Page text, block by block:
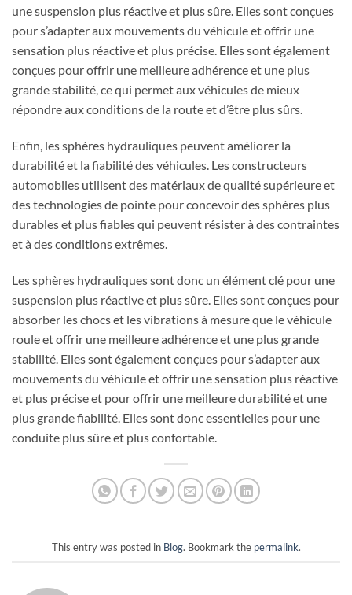
une suspension plus réactive et plus sûre. Elles sont conçues
pour s’adapter aux mouvements du véhicule et offrir une
sensation plus réactive et plus précise. Elles sont également
conçues pour offrir une meilleure adhérence et une plus
grande stabilité, ce qui permet aux véhicules de mieux
répondre aux conditions de la route et d’être plus sûrs.
Enfin, les sphères hydrauliques peuvent améliorer la
durabilité et la fiabilité des véhicules. Les constructeurs
automobiles utilisent des matériaux de qualité supérieure et
des technologies de pointe pour concevoir des sphères plus
durables et plus fiables qui peuvent résister à des contraintes
et à des conditions extrêmes.
Les sphères hydrauliques sont donc un élément clé pour une
suspension plus réactive et plus sûre. Elles sont conçues pour
absorber les chocs et les vibrations à mesure que le véhicule
roule et offrir une meilleure adhérence et une plus grande
stabilité. Elles sont également conçues pour s’adapter aux
mouvements du véhicule et offrir une sensation plus réactive
et plus précise et pour offrir une meilleure durabilité et une
plus grande fiabilité. Elles sont donc essentielles pour une
conduite plus sûre et plus confortable.
This entry was posted in Blog. Bookmark the permalink.